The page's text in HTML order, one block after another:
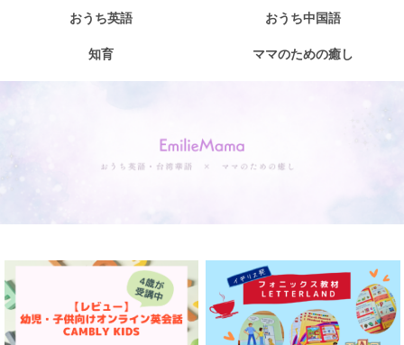
おうち英語 おうち中国語
知育 ママのための癒し